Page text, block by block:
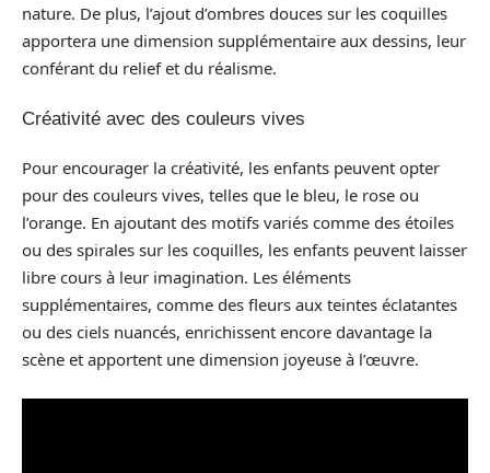
nature. De plus, l’ajout d’ombres douces sur les coquilles
apportera une dimension supplémentaire aux dessins, leur
conférant du relief et du réalisme.
Créativité avec des couleurs vives
Pour encourager la créativité, les enfants peuvent opter
pour des couleurs vives, telles que le bleu, le rose ou
l’orange. En ajoutant des motifs variés comme des étoiles
ou des spirales sur les coquilles, les enfants peuvent laisser
libre cours à leur imagination. Les éléments
supplémentaires, comme des fleurs aux teintes éclatantes
ou des ciels nuancés, enrichissent encore davantage la
scène et apportent une dimension joyeuse à l’œuvre.